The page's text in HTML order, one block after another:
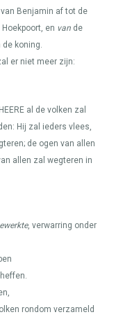
Benjamin af tot de
en van de
koning.
er niet meer zijn:
HEERE al de volken zal
Hij zal ieders vlees,
de ogen van allen
allen zal wegteren in
, verwarring onder
rondom verzameld